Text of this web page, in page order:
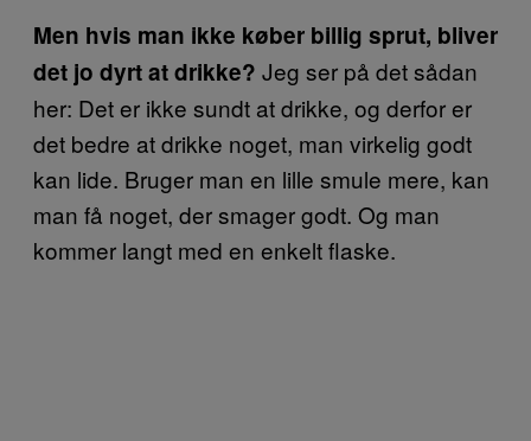
Men hvis man ikke køber billig sprut, bliver
det jo dyrt at drikke? Jeg ser på det sådan
her: Det er ikke sundt at drikke, og derfor er
det bedre at drikke noget, man virkelig godt
kan lide. Bruger man en lille smule mere, kan
man få noget, der smager godt. Og man
kommer langt med en enkelt flaske.